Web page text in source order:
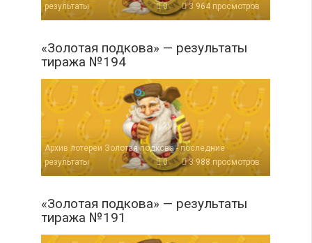
результаты
0 3 964 просмотров
«Золотая подкова» — результаты
тиража №194
Архив лотереи Золотая подкова - последние
результаты
0 3 988 просмотров
«Золотая подкова» — результаты
тиража №191